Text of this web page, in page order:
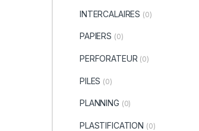
INTERCALAIRES (0)
PAPIERS (0)
PERFORATEUR (0)
PILES (0)
PLANNING (0)
PLASTIFICATION (0)